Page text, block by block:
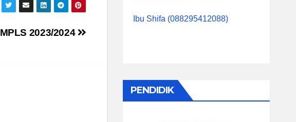
MPLS 2023/2024
Ibu Shifa (088295412088)
PENDIDIK